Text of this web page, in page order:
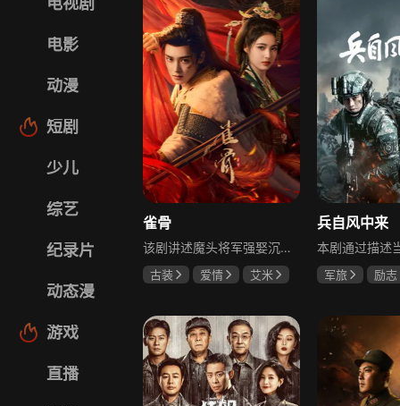
电影
动漫
短剧
少儿
综艺
纪录片
动态漫
游戏
直播
雀骨
该剧讲述魔头将军强娶沉迷机关术的财迷假千金，两人从契约夫妻起步，在生死局中互扒马甲，爱意与杀意交织共生。过程中他们揭露朝堂阴谋，破解生死乱局，最终共同守护家国太平，融合了权谋、爱情、冒险等多重元素，情节跌宕起伏。
古装 爱情
艾米
兵自风中来
军旅
励志